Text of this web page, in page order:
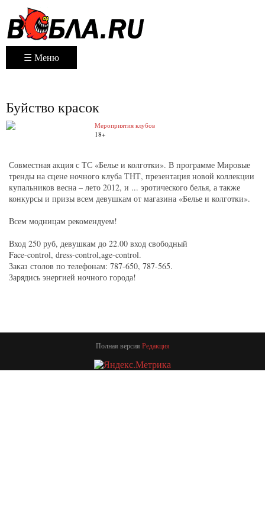
☰ Меню
Буйство красок
Мероприятия клубов
18+
Совместная акция с ТС «Белье и колготки». В программе Мировые
тренды на сцене ночного клуба ТНТ, презентация новой коллекции
купальников весна – лето 2012, и ... эротического белья, а также
конкурсы и призы всем девушкам от магазина «Белье и колготки».
Всем модницам рекомендуем!
Вход 250 руб, девушкам до 22.00 вход свободный
Face-control, dress-control,age-control.
Заказ столов по телефонам: 787-650, 787-565.
Зарядись энергией ночного города!
Полная версия Редакция